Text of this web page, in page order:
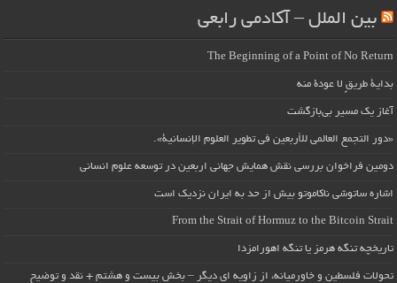
بین الملل – آکادمی رابعی
The Beginning of a Point of No Return
بداية طريقٍ لا عودة منه
آغاز یک مسیر بی‌بازگشت
«دور التجمع العالمي للأربعين في تطوير العلوم الإنسانية».
دومین فراخوان بررسی نقش همایش جهانی اربعین در توسعه علوم انسانی
اشاره ساتوشی ناکاموتو بیش از حد به ایران نزدیک است
From the Strait of Hormuz to the Bitcoin Strait
تاریخچه تنگه هرمز یا تنگه اهورامزدا
تحولات فلسطین و خاورمیانه، از زاویه ای دیگر – بخش بیست و هشتم + نقد و توضیح